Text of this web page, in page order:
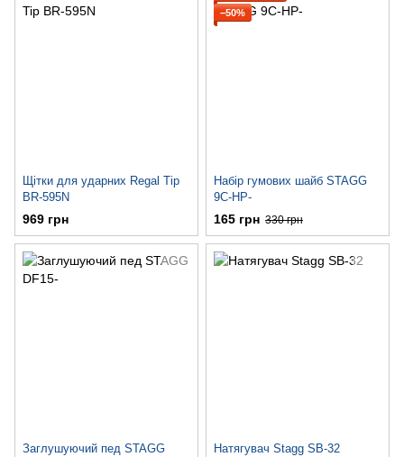
Щітки для ударних Regal Tip
BR-595N
969 грн
−50%
Набір гумових шайб STAGG
9C-HP-
165 грн 330 грн
Заглушуючий пед STAGG
Натягувач Stagg SB-32